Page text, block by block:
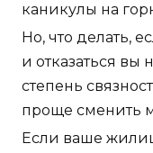
каникулы на
Но, что делать,
и отказаться
степень
проще сменить
Если ваше